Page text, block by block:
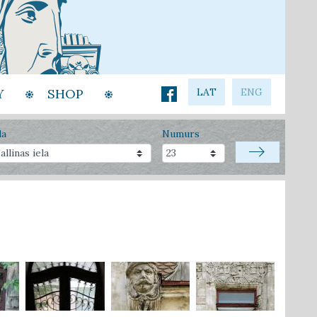
SHOP LAT ENG
Numurs